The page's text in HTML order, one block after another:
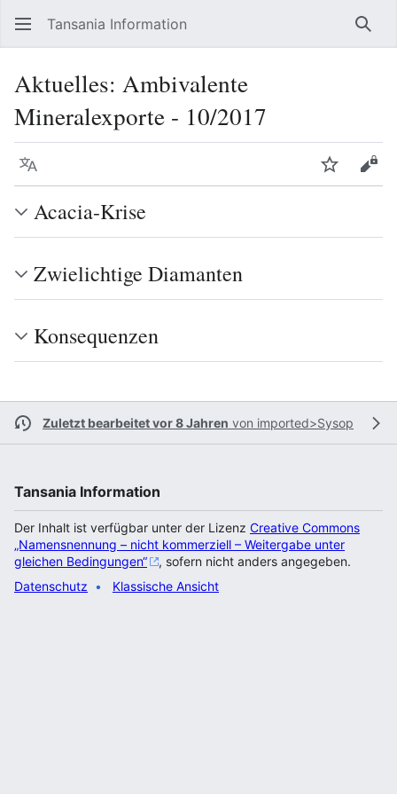
Tansania Information
Aktuelles: Ambivalente
Mineralexporte - 10/2017
Sprache
Acacia-Krise
Zwielichtige Diamanten
Konsequenzen
Zuletzt bearbeitet vor 8 Jahren von imported>Sysop
Tansania Information
Der Inhalt ist verfügbar unter der Lizenz Creative Commons
„Namensnennung – nicht kommerziell – Weitergabe unter
gleichen Bedingungen“
, sofern nicht anders angegeben.
Datenschutz
Klassische Ansicht